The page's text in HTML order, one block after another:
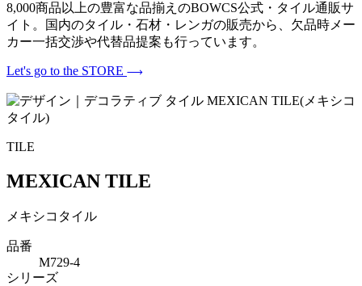
8,000商品以上の豊富な品揃えのBOWCS公式・タイル通販サ
イト。国内のタイル・石材・レンガの販売から、欠品時メー
カー一括交渉や代替品提案も行っています。
Let's go to the STORE
TILE
MEXICAN TILE
メキシコタイル
品番
M729-4
シリーズ